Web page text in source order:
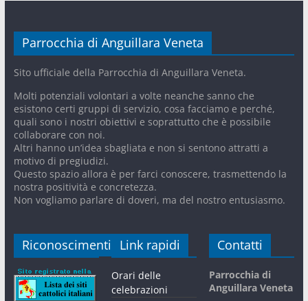
Parrocchia di Anguillara Veneta
Sito ufficiale della Parrocchia di Anguillara Veneta.
Molti potenziali volontari a volte neanche sanno che
esistono certi gruppi di servizio, cosa facciamo e perché,
quali sono i nostri obiettivi e soprattutto che è possibile
collaborare con noi.
Altri hanno un’idea sbagliata e non si sentono attratti a
motivo di pregiudizi.
Questo spazio allora è per farci conoscere, trasmettendo la
nostra positività e concretezza.
Non vogliamo parlare di doveri, ma del nostro entusiasmo.
Riconoscimenti Link rapidi
Orari delle
celebrazioni
Contatti
Parrocchia di
Anguillara Veneta